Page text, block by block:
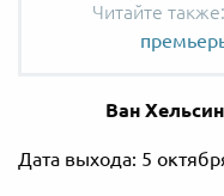
Ван
Дата выхода: 5